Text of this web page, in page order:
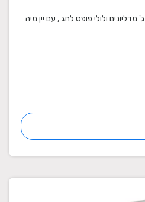
מארז 14 פרלינים לחג, יין , 100 ג' מדליונים ולולי פופס לחג , עם יין מיה